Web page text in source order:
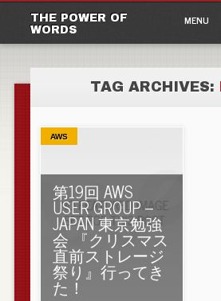
THE POWER OF
WORDS
Main
MENU
TAG ARCHIVES:
AWS
第19回 AWS
USER GROUP –
JAPAN 東京勉強
会 『クリスマス
直前ストレージ
祭り』行ってき
た！